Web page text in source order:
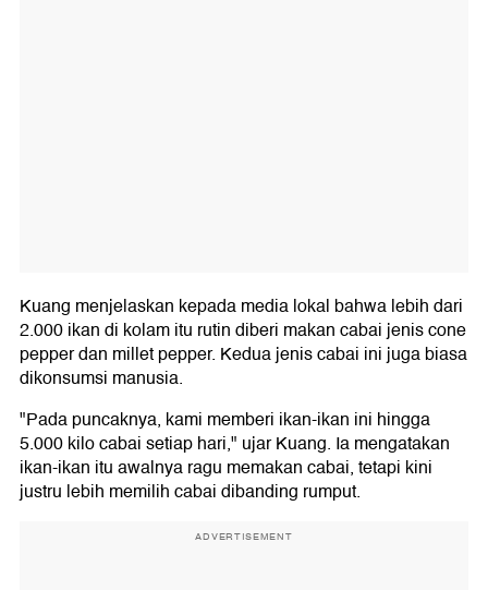
Kuang menjelaskan kepada media lokal bahwa lebih dari
2.000 ikan di kolam itu rutin diberi makan cabai jenis cone
pepper dan millet pepper. Kedua jenis cabai ini juga biasa
dikonsumsi manusia.
"Pada puncaknya, kami memberi ikan-ikan ini hingga
5.000 kilo cabai setiap hari," ujar Kuang. Ia mengatakan
ikan-ikan itu awalnya ragu memakan cabai, tetapi kini
justru lebih memilih cabai dibanding rumput.
ADVERTISEMENT